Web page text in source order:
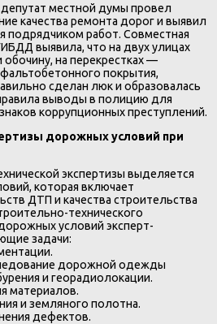
местной думы провел
качества ремонта дорог и выявил
подрядчиком работ. Совместная
выявила, что на двух улицах
на перекрестках —
покрытия,
сделан люк и образовалась
выводы в полицию для
коррупционных преступлений.
дорожных условий при
экспертизы выделяется
которая включает
ДТП и качества строительства
технического
условий эксперт-
задачи:
дорожной одежды
и георадиолокации.
материалов.
и земляного полотна.
дефектов.